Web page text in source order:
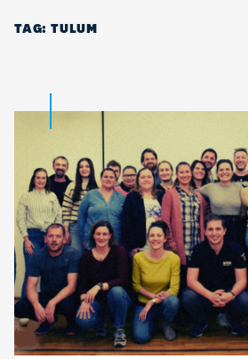
TAG: TULUM